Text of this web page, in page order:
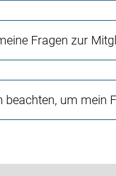
Fragen zur
beachten, um mein